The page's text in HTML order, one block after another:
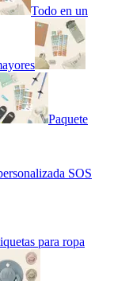
Todo en un
Paquete
SOS
para ropa